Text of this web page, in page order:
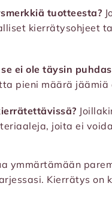
tuotteesta?
kierrätysohjeet
ei ole täysin
pieni määrä
joita ei
ymmärtämään
Kierrätys on